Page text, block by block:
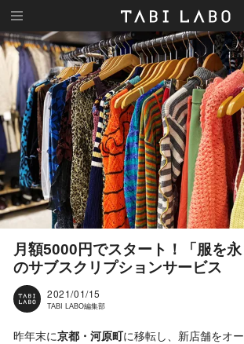
月額5000円でスタート！「服を
のサブスクリプションサービス
2021/01/15
TABI LABO編集部
昨年末に京都・河原町に移転し、新店舗をオ